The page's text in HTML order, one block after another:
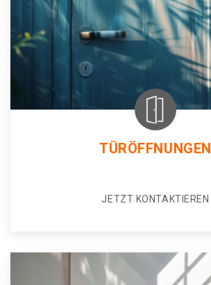
TÜRÖFFNUNGEN
JETZT KONTAKTIEREN